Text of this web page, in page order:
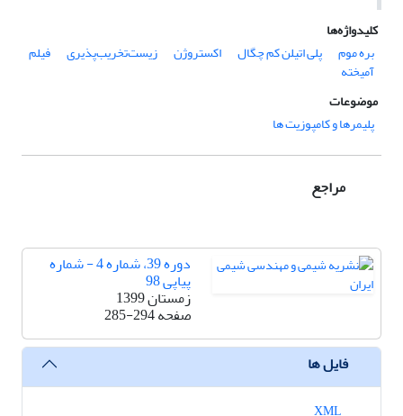
کلیدواژه‌ها
بره موم
پلی اتیلن کم چگال اکستروژن زیست‌تخریب‌پذیری فیلم
آمیخته
موضوعات
پلیمرها و کامپوزیت ها
مراجع
دوره 39، شماره 4 - شماره
پیاپی 98
زمستان 1399
صفحه285-294
فایل ها